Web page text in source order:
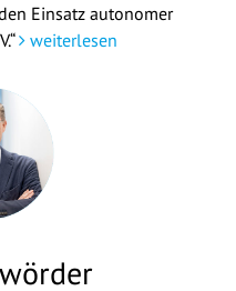
Einsatz autonomer
weiterlesen